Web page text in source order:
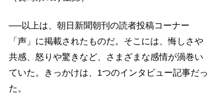
──以上は、朝日新聞朝刊の読者投稿コーナー
「声」に掲載されたものだ。そこには、悔しさや
共感、怒りや驚きなど、さまざまな感情が渦巻い
ていた。きっかけは、1つのインタビュー記事だっ
た。